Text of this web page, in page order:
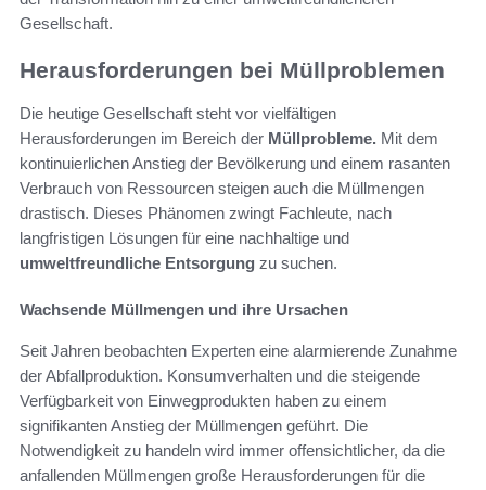
Gesellschaft.
Herausforderungen bei Müllproblemen
Die heutige Gesellschaft steht vor vielfältigen
Herausforderungen im Bereich der Müllprobleme. Mit dem
kontinuierlichen Anstieg der Bevölkerung und einem rasanten
Verbrauch von Ressourcen steigen auch die Müllmengen
drastisch. Dieses Phänomen zwingt Fachleute, nach
langfristigen Lösungen für eine nachhaltige und
umweltfreundliche Entsorgung zu suchen.
Wachsende Müllmengen und ihre Ursachen
Seit Jahren beobachten Experten eine alarmierende Zunahme
der Abfallproduktion. Konsumverhalten und die steigende
Verfügbarkeit von Einwegprodukten haben zu einem
signifikanten Anstieg der Müllmengen geführt. Die
Notwendigkeit zu handeln wird immer offensichtlicher, da die
anfallenden Müllmengen große Herausforderungen für die